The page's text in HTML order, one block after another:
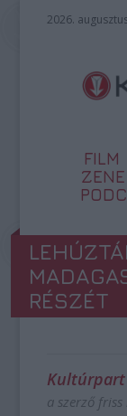
2026.
FILM
ZENE
RÉSZÉT
Kultúrpart
a szerző friss